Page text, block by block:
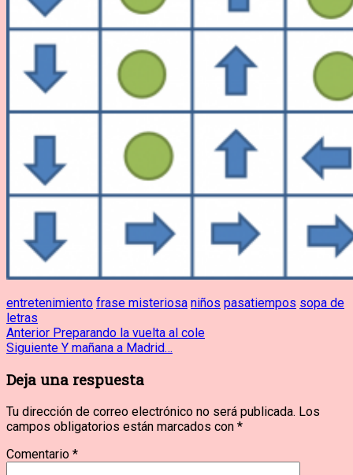
entretenimiento frase misteriosa niños pasatiempos sopa de
letras
Navegación
de
entradas
Anterior Entrada
anterior:
Preparando la vuelta al cole
Siguiente Entrada
Y mañana a Madrid…
Deja una respuesta
Tu dirección de correo electrónico no será publicada. Los
campos obligatorios están marcados con *
Comentario *